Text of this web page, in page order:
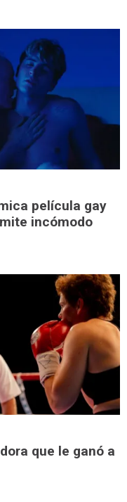
película gay
incómodo
que le ganó a